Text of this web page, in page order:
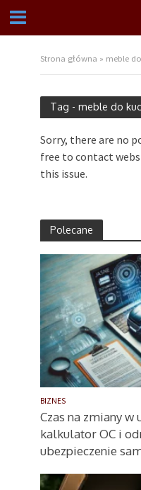
Strona główna » meble
Tag - meble do
Sorry, there are no
free to contact
this issue.
Polecane
BIZNES
Czas na zmiany w
kalkulator OC i
ubezpieczenie